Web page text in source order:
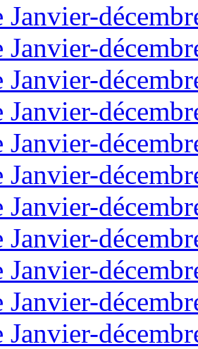
Janvier-
Janvier-
Janvier-
Janvier-
Janvier-
Janvier-
Janvier-
Janvier-
Janvier-
Janvier-
Janvier-